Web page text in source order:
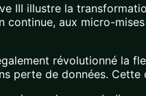
III illustre la
continue, aux micro-
révolutionné la
perte de données.